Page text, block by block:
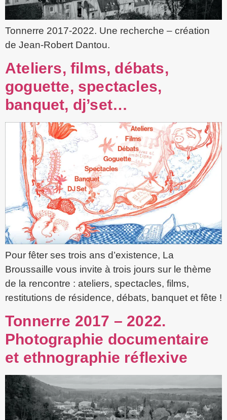
Tonnerre 2017-2022. Une recherche – création
de Jean-Robert Dantou.
Ateliers, films, débats,
goguette, spectacles,
banquet, dj’set…
Pour fêter ses trois ans d’existence, La
Broussaille vous invite à trois jours sur le thème
de la rencontre : ateliers, spectacles, films,
restitutions de résidence, débats, banquet et fête !
Tonnerre 2017 – 2022.
Photographie documentaire
et ethnographie réflexive